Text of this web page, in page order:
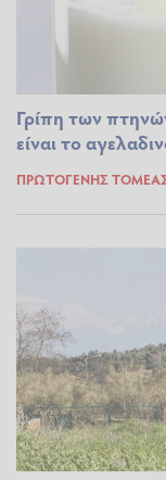
Γρίπη των
είναι το
ΠΡΩΤΟΓΕΝΉΣ